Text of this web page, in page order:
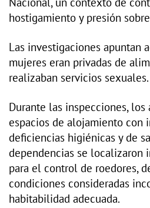
hostigamiento y presión
Las investigaciones apuntan
mujeres eran privadas de
realizaban servicios sexuales.
Durante las inspecciones,
espacios de alojamiento con
deficiencias higiénicas y de
dependencias se localizaron
para el control de roedores,
condiciones consideradas
habitabilidad adecuada.